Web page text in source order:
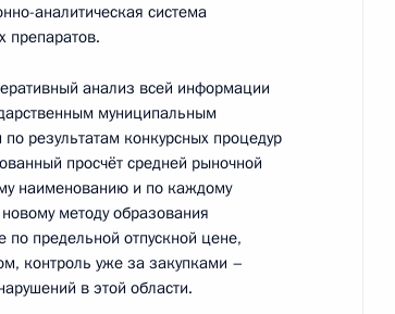
II открыли выставку
конкурса «Учитель года
аналитическая система
препаратов.
анализ всей информации
муниципальным
результатам конкурсных процедур
просчёт средней рыночной
наименованию и по каждому
методу образования
предельной отпускной цене,
контроль уже за закупками –
в этой области.